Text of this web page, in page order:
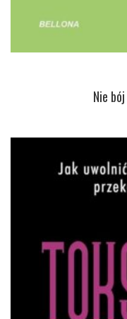
Nie